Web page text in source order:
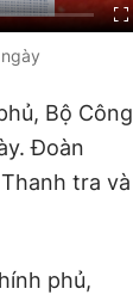
Bộ Công
Đoàn
tra và
phủ,